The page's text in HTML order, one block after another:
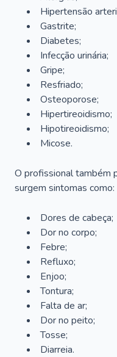
Hipertensão
Gastrite;
Diabetes;
Infecção urinária;
Gripe;
Resfriado;
Osteoporose;
Hipertireoidismo;
Hipotireoidismo;
Micose.
O profissional também
surgem sintomas como:
Dores de cabeça;
Dor no corpo;
Febre;
Refluxo;
Enjoo;
Tontura;
Falta de ar;
Dor no peito;
Tosse;
Diarreia.